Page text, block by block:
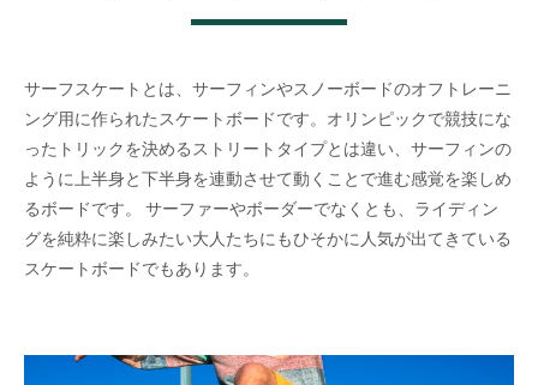
サーフスケートとは、サーフィンやスノーボードのオフトレーニ
ング用に作られたスケートボードです。オリンピックで競技にな
ったトリックを決めるストリートタイプとは違い、サーフィンの
ように上半身と下半身を連動させて動くことで進む感覚を楽しめ
るボードです。 サーファーやボーダーでなくとも、ライディン
グを純粋に楽しみたい大人たちにもひそかに人気が出てきている
スケートボードでもあります。